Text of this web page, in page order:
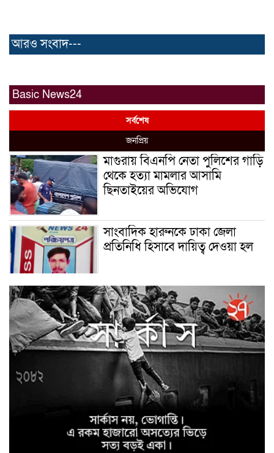
আরও সংবাদ---
Basic News24
সর্বশেষ
জনপ্রিয়
মাগুরায় বিএনপি নেতা পুলিশের গাড়ি
থেকে হত্যা মামলার আসামি
ছিনতাইয়ের অভিযোগ
সাংবাদিক হারুনকে ঢাকা জেলা
প্রতিনিধি হিসাবে দায়িত্ব দেওয়া হল
বিশ্ব বাঘ দিবস উপলক্ষে
বুড়িগোয়ালিনীতে লির্ডাসের
আয়োজনে আলোচনা সভা অনুষ্ঠিত
সাইবার ক্রাইম ইনভেস্টিগেশন সেল,
উদ্যোগে উদ্ধারকৃত আইফোন সহ
৩৫টি মোবাইল ফোন ও বিকাশ
প্রতারণার ৫০,০০০/- হস্তান্তর
মাগুরা জেলা পুলিশ সুপারের উদ্যোগে
ফরিদপুর জেলার কামারখালী টোল